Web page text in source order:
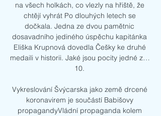
na všech holkách, co vlezly na hřiště, že
chtějí vyhrát Po dlouhých letech se
dočkala. Jedna ze dvou pamětnic
dosavadního jediného úspěchu kapitánka
Eliška Krupnová dovedla Češky ke druhé
medaili v historii. Jaké jsou pocity jedné z…
10.
Vykreslování Švýcarska jako země drcené
koronavirem je součástí Babišovy
propagandyVládní propaganda kolem